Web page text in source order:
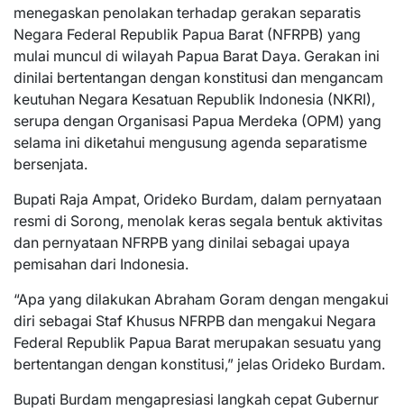
menegaskan penolakan terhadap gerakan separatis
Negara Federal Republik Papua Barat (NFRPB) yang
mulai muncul di wilayah Papua Barat Daya. Gerakan ini
dinilai bertentangan dengan konstitusi dan mengancam
keutuhan Negara Kesatuan Republik Indonesia (NKRI),
serupa dengan Organisasi Papua Merdeka (OPM) yang
selama ini diketahui mengusung agenda separatisme
bersenjata.
Bupati Raja Ampat, Orideko Burdam, dalam pernyataan
resmi di Sorong, menolak keras segala bentuk aktivitas
dan pernyataan NFRPB yang dinilai sebagai upaya
pemisahan dari Indonesia.
“Apa yang dilakukan Abraham Goram dengan mengakui
diri sebagai Staf Khusus NFRPB dan mengakui Negara
Federal Republik Papua Barat merupakan sesuatu yang
bertentangan dengan konstitusi,” jelas Orideko Burdam.
Bupati Burdam mengapresiasi langkah cepat Gubernur